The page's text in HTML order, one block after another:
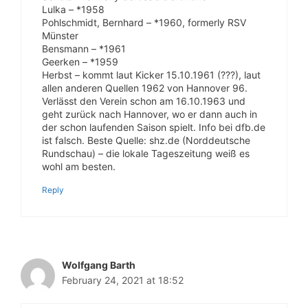
Lulka – *1958
Pohlschmidt, Bernhard – *1960, formerly RSV
Münster
Bensmann – *1961
Geerken – *1959
Herbst – kommt laut Kicker 15.10.1961 (???), laut
allen anderen Quellen 1962 von Hannover 96.
Verlässt den Verein schon am 16.10.1963 und
geht zurück nach Hannover, wo er dann auch in
der schon laufenden Saison spielt. Info bei dfb.de
ist falsch. Beste Quelle: shz.de (Norddeutsche
Rundschau) – die lokale Tageszeitung weiß es
wohl am besten.
Reply
Wolfgang Barth
February 24, 2021 at 18:52